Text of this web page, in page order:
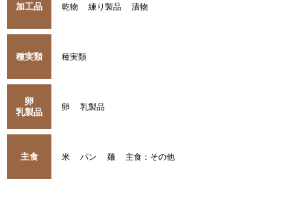
加工品 乾物 練り製品 漬物
種実類 種実類
卵
乳製品
卵 乳製品
主食 米 パン 麺 主食：その他